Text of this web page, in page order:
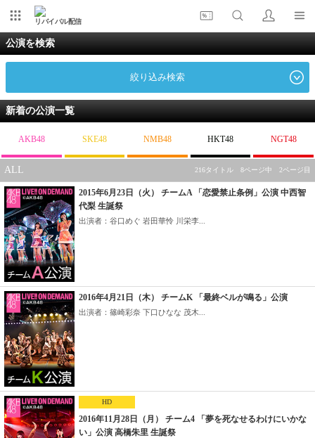
リバイバル配信
公演を検索
絞り込み検索
新着の公演一覧
AKB48 SKE48 NMB48 HKT48 NGT48
ALL 216タイトル 8ページ中 2ページ目
2015年6月23日（火） チームA 「恋愛禁止条例」公演 中西智
代梨 生誕祭
出演者：谷口めぐ 岩田華怜 川栄李...
2016年4月21日（木） チームK 「最終ベルが鳴る」公演
出演者：篠崎彩奈 下口ひなな 茂木...
HD
2016年11月28日（月） チーム4 「夢を死なせるわけにいかな
い」公演 高橋朱里 生誕祭